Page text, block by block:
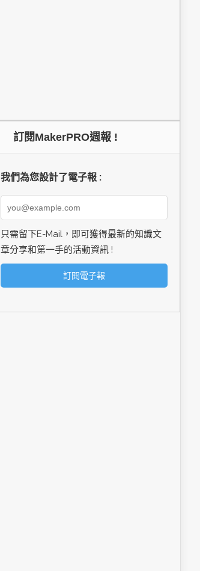
訂閱MakerPRO週報 !
我們為您設計了電子報 :
只需留下E-Mail，即可獲得最新的知識文
章分享和第一手的活動資訊 !